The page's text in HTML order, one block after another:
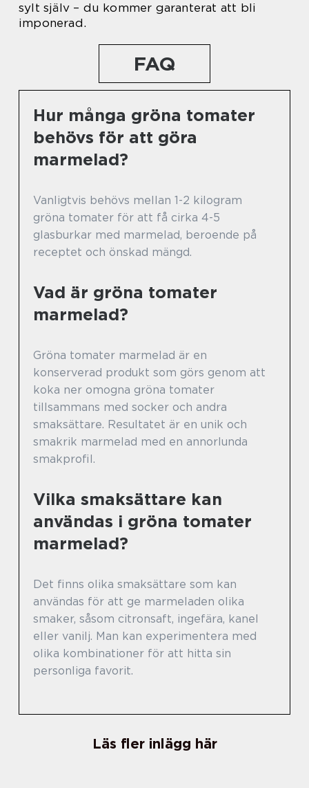
sylt själv – du kommer garanterat att bli
imponerad.
FAQ
Hur många gröna tomater
behövs för att göra
marmelad?
Vanligtvis behövs mellan 1-2 kilogram
gröna tomater för att få cirka 4-5
glasburkar med marmelad, beroende på
receptet och önskad mängd.
Vad är gröna tomater
marmelad?
Gröna tomater marmelad är en
konserverad produkt som görs genom att
koka ner omogna gröna tomater
tillsammans med socker och andra
smaksättare. Resultatet är en unik och
smakrik marmelad med en annorlunda
smakprofil.
Vilka smaksättare kan
användas i gröna tomater
marmelad?
Det finns olika smaksättare som kan
användas för att ge marmeladen olika
smaker, såsom citronsaft, ingefära, kanel
eller vanilj. Man kan experimentera med
olika kombinationer för att hitta sin
personliga favorit.
Läs fler inlägg här